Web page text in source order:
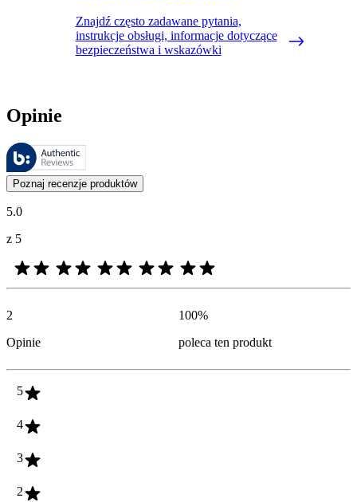
Znajdź często zadawane pytania,
instrukcje obsługi, informacje dotyczące
bezpieczeństwa i wskazówki
Opinie
Recenzje są zarządzane przez Bazaarvoice i są zgodne z polityką
Opinie klientów w postaci ocen produktów i gwiazdek są przydatne
Poznaj recenzje produktów
5.0
z 5
2
Opinie
100%
poleca ten produkt
5
4
3
2